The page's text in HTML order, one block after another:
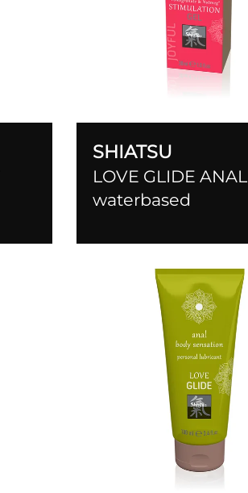
SHIATSU
LOVE GLIDE ANAL
waterbased